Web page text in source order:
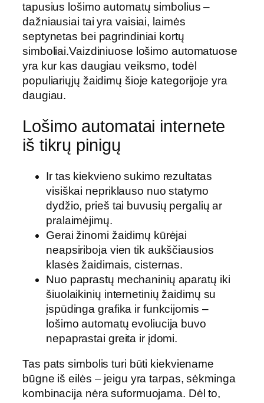
tapusius lošimo automatų simbolius –
dažniausiai tai yra vaisiai, laimės
septynetas bei pagrindiniai kortų
simboliai.Vaizdiniuose lošimo automatuose
yra kur kas daugiau veiksmo, todėl
populiariųjų žaidimų šioje kategorijoje yra
daugiau.
Lošimo automatai internete
iš tikrų pinigų
Ir tas kiekvieno sukimo rezultatas
visiškai nepriklauso nuo statymo
dydžio, prieš tai buvusių pergalių ar
pralaimėjimų.
Gerai žinomi žaidimų kūrėjai
neapsiriboja vien tik aukščiausios
klasės žaidimais, cisternas.
Nuo paprastų mechaninių aparatų iki
šiuolaikinių internetinių žaidimų su
įspūdinga grafika ir funkcijomis –
lošimo automatų evoliucija buvo
nepaprastai greita ir įdomi.
Tas pats simbolis turi būti kiekviename
būgne iš eilės – jeigu yra tarpas, sėkminga
kombinacija nėra suformuojama. Dėl to,